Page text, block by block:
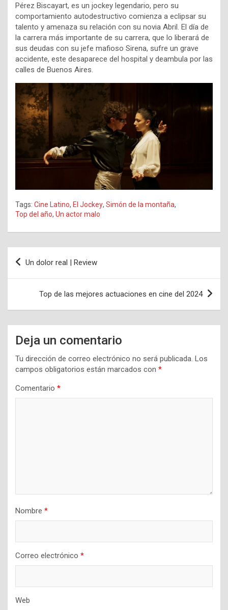
Pérez Biscayart, es un jockey legendario, pero su
comportamiento autodestructivo comienza a eclipsar su
talento y amenaza su relación con su novia Abril. El día de
la carrera más importante de su carrera, que lo liberará de
sus deudas con su jefe mafioso Sirena, sufre un grave
accidente, este desaparece del hospital y deambula por las
calles de Buenos Aires.
Tags: Cine Latino, El Jockey, Simón de la montaña,
Top del año, Un actor malo
Navegación
Un dolor real | Review
Top de las mejores actuaciones en cine del 2024
Deja un comentario
Tu dirección de correo electrónico no será publicada. Los
campos obligatorios están marcados con *
Comentario *
Nombre *
Correo electrónico *
Web